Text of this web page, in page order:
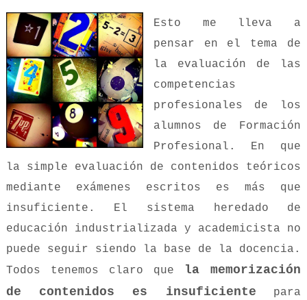
Esto me lleva a
pensar en el tema de
la evaluación de las
competencias
profesionales de los
alumnos de Formación
Profesional. En que
la simple evaluación de contenidos teóricos
mediante exámenes escritos es más que
insuficiente. El sistema heredado de
educación industrializada y academicista no
puede seguir siendo la base de la docencia.
Todos tenemos claro que
la memorización
de contenidos es insuficiente para